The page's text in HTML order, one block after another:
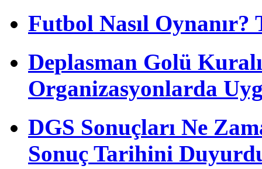
Futbol Nasıl
Deplasman Golü
Organizasyonlarda
DGS Sonuçları Ne
Sonuç Tarihini